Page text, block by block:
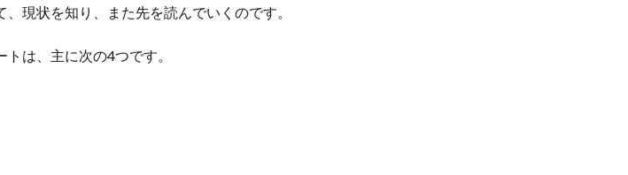
、現状を知り、また先を読んでいくのです。
は、主に次の4つです。